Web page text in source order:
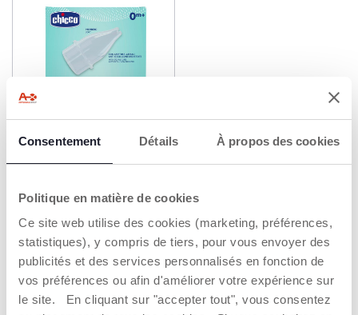
Consentement Détails À propos des cookies
Politique en matière de cookies
Ce site web utilise des cookies (marketing, préférences,
statistiques), y compris de tiers, pour vous envoyer des
publicités et des services personnalisés en fonction de
vos préférences ou afin d'améliorer votre expérience sur
le site. En cliquant sur "accepter tout", vous consentez
6,99 €
AJOUTER
SANTÉ ET PROTECTION DES ENFANTS